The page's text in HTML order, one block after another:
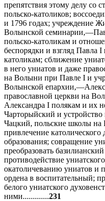
препятствия этому делу со
польско-католиков;
и 1796 годах; учреждение
Волынской
польско-католикам и
беспорядки и взгляд Павла
католикам; сближение
в него униатов и даже
на Волыни при Павле I и
Волынской
православной церкви на
Александра I полякам и их
Чарторыйский и
Чацкий, польские школы
привлечение католического
образования; совращение
преобразовать
противодействие
окатоличеванию униатов и
ордена в воспитательный;
белого униатского
ними.............231